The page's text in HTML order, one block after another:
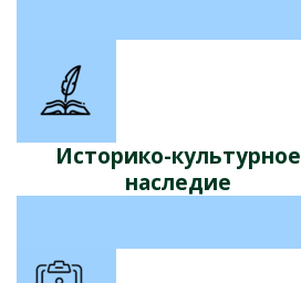
Историко-культурное
наследие